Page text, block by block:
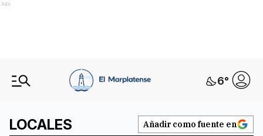
Ads
6°
LOCALES Añadir como fuente en